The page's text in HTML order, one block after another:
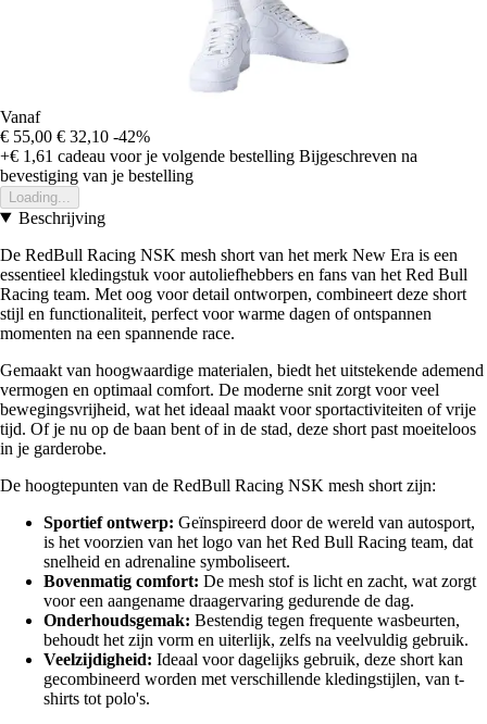
Vanaf
€ 55,00 € 32,10 -42%
+€ 1,61 cadeau voor je volgende bestelling Bijgeschreven na
bevestiging van je bestelling
Loading...
Beschrijving
De RedBull Racing NSK mesh short van het merk New Era is een
essentieel kledingstuk voor autoliefhebbers en fans van het Red Bull
Racing team. Met oog voor detail ontworpen, combineert deze short
stijl en functionaliteit, perfect voor warme dagen of ontspannen
momenten na een spannende race.
Gemaakt van hoogwaardige materialen, biedt het uitstekende ademend
vermogen en optimaal comfort. De moderne snit zorgt voor veel
bewegingsvrijheid, wat het ideaal maakt voor sportactiviteiten of vrije
tijd. Of je nu op de baan bent of in de stad, deze short past moeiteloos
in je garderobe.
De hoogtepunten van de RedBull Racing NSK mesh short zijn:
Sportief ontwerp: Geïnspireerd door de wereld van autosport,
is het voorzien van het logo van het Red Bull Racing team, dat
snelheid en adrenaline symboliseert.
Bovenmatig comfort: De mesh stof is licht en zacht, wat zorgt
voor een aangename draagervaring gedurende de dag.
Onderhoudsgemak: Bestendig tegen frequente wasbeurten,
behoudt het zijn vorm en uiterlijk, zelfs na veelvuldig gebruik.
Veelzijdigheid: Ideaal voor dagelijks gebruik, deze short kan
gecombineerd worden met verschillende kledingstijlen, van t-
shirts tot polo's.